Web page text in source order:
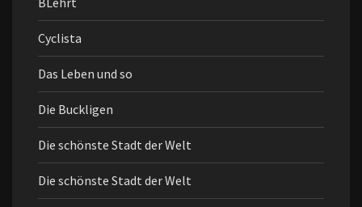
Cyclista
Das Leben und so
Die Buckligen
Die schönste Stadt der Welt
Die schönste Stadt der Welt